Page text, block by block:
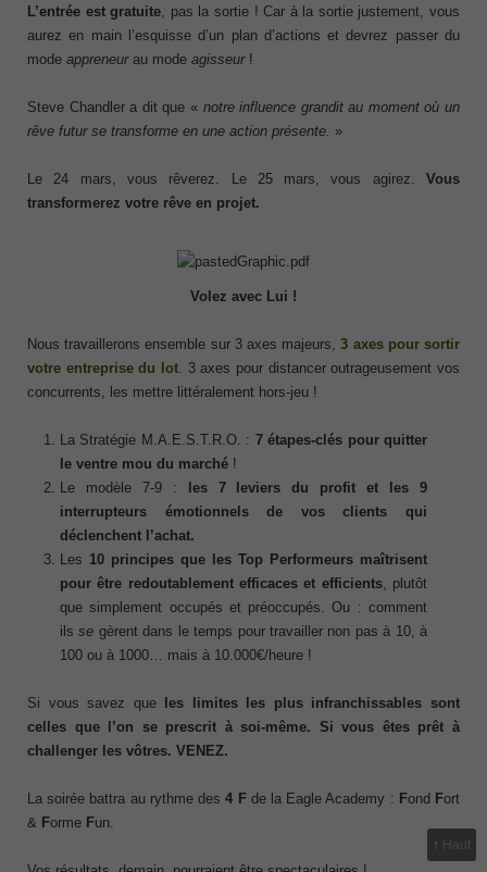
L’entrée est gratuite, pas la sortie ! Car à la sortie justement, vous
aurez en main l’esquisse d’un plan d’actions et devrez passer du
mode appreneurau mode agisseur!
Steve Chandler a dit que « notre influence grandit au moment où un
rêve futur se transforme en une action présente. »
Le 24 mars, vous rêverez. Le 25 mars, vous agirez. Vous
transformerez votre rêve en projet.
Volez avec Lui !
Nous travaillerons ensemble sur 3 axes majeurs,3 axes pour sortir
votre entreprise du lot. 3 axes pour distancer outrageusement vos
concurrents, les mettre littéralement hors-jeu !
La Stratégie M.A.E.S.T.R.O. : 7 étapes-clés pour quitter
le ventre mou du marché !
Le modèle 7-9 :
les 7 leviers du profit et les 9
interrupteurs émotionnels de vos clients qui
déclenchent l’achat.
Les 10 principes que les Top Performeurs maîtrisent
pour être redoutablement efficaceset efficients, plutôt
que simplement occupés et préoccupés. Ou : comment
ilsse gèrent dans le temps pour travailler non pas à 10, à
100 ou à 1000… mais à 10.000€/heure !
Si vous savez que
les limites les plus infranchissables sont
celles que l’on se prescrit à soi-même. Si vous êtes prêt à
challenger les vôtres. VENEZ.
La soirée battra au rythme des4 Fde la Eagle Academy : Fond Fort
& Forme Fun.
↑ Haut